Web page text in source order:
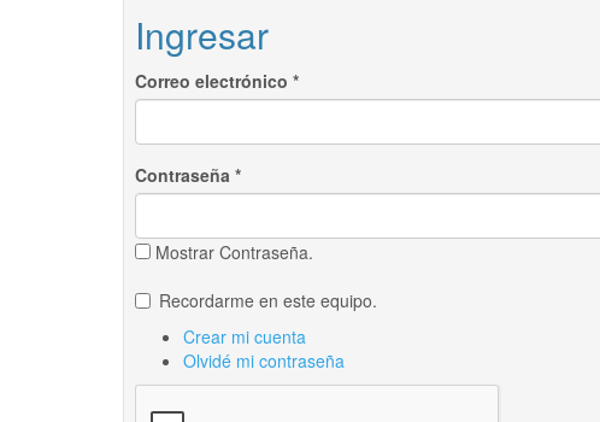
Ingresar
Correo electrónico *
Contraseña *
Mostrar Contraseña.
Recordarme en este equipo.
Crear mi cuenta
Olvidé mi contraseña